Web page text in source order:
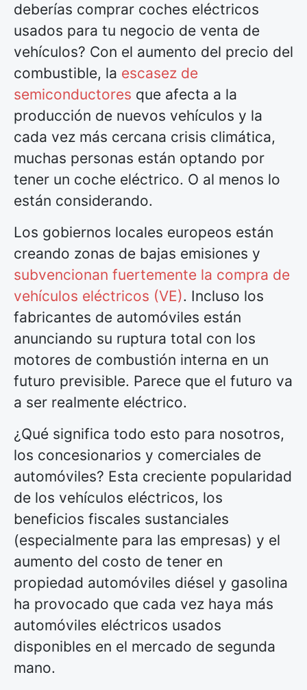
deberías comprar coches eléctricos
usados para tu negocio de venta de
vehículos? Con el aumento del precio del
combustible, la escasez de
semiconductores que afecta a la
producción de nuevos vehículos y la
cada vez más cercana crisis climática,
muchas personas están optando por
tener un coche eléctrico. O al menos lo
están considerando.
Los gobiernos locales europeos están
creando zonas de bajas emisiones y
subvencionan fuertemente la compra de
vehículos eléctricos (VE). Incluso los
fabricantes de automóviles están
anunciando su ruptura total con los
motores de combustión interna en un
futuro previsible. Parece que el futuro va
a ser realmente eléctrico.
¿Qué significa todo esto para nosotros,
los concesionarios y comerciales de
automóviles? Esta creciente popularidad
de los vehículos eléctricos, los
beneficios fiscales sustanciales
(especialmente para las empresas) y el
aumento del costo de tener en
propiedad automóviles diésel y gasolina
ha provocado que cada vez haya más
automóviles eléctricos usados
disponibles en el mercado de segunda
mano.